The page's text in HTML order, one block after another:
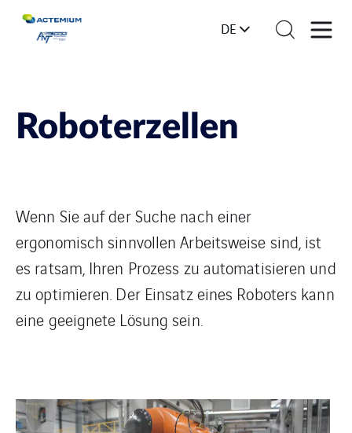
DE
Roboterzellen
Wenn Sie auf der Suche nach einer
ergonomisch sinnvollen Arbeitsweise sind, ist
es ratsam, Ihren Prozess zu automatisieren und
zu optimieren. Der Einsatz eines Roboters kann
eine geeignete Lösung sein.